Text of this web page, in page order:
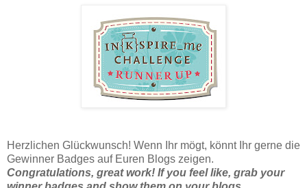
Herzlichen Glückwunsch! Wenn Ihr mögt, könnt Ihr gerne die
Gewinner Badges auf Euren Blogs zeigen.
Congratulations, great work! If you feel like, grab your